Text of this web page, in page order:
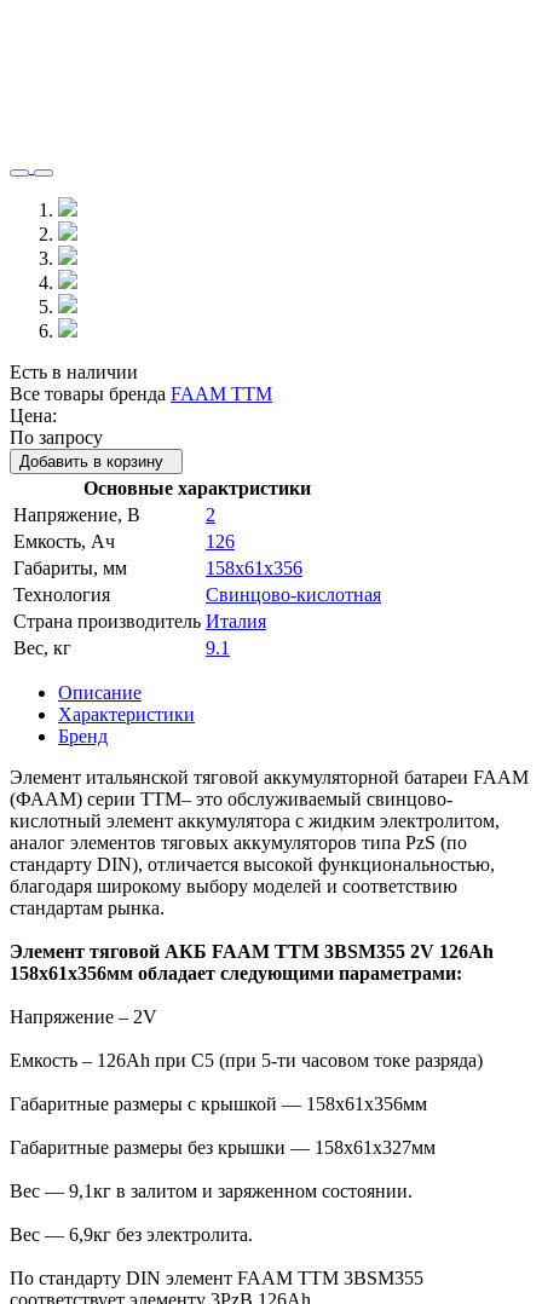
Есть в наличии
Все товары бренда FAAM TTM
Цена:
По запросу
Добавить в корзину
Основные характристики
Напряжение, В
2
Емкость, Ач
126
Габариты, мм
158x61x356
Технология
Свинцово-кислотная
Страна производитель Италия
Вес, кг
9.1
Описание
Характеристики
Бренд
Элемент итальянской тяговой аккумуляторной батареи FAAM
(ФААМ) серии TTM– это обслуживаемый свинцово-
кислотный элемент аккумулятора с жидким электролитом,
аналог элементов тяговых аккумуляторов типа PzS (по
стандарту DIN), отличается высокой функциональностью,
благодаря широкому выбору моделей и соответствию
стандартам рынка.
Элемент тяговой АКБ FAAM TTM 3BSM355 2V 126Ah
158x61x356мм обладает следующими параметрами:
Напряжение – 2V
Емкость – 126Ah при С5 (при 5-ти часовом токе разряда)
Габаритные размеры с крышкой — 158x61x356мм
Габаритные размеры без крышки — 158x61x327мм
Вес — 9,1кг в залитом и заряженном состоянии.
Вес — 6,9кг без электролита.
По стандарту DIN элемент FAAM TTM 3BSM355
соответствует элементу 3PzB 126Ah.